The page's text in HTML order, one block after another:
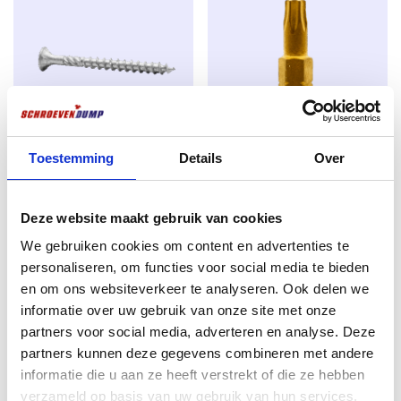
Toestemming Details Over
Deze website maakt gebruik van cookies
We gebruiken cookies om content en advertenties te
personaliseren, om functies voor social media te bieden
en om ons websiteverkeer te analyseren. Ook delen we
informatie over uw gebruik van onze site met onze
partners voor social media, adverteren en analyse. Deze
partners kunnen deze gegevens combineren met andere
informatie die u aan ze heeft verstrekt of die ze hebben
verzameld op basis van uw gebruik van hun services.
entspricht. Dies macht die Schraube resistent gegen
Regen, Feuchtigkeit und Frost – ideal für langfristige
Außenanwendungen wie Zäune, Wandverkleidungen,
Pergolen, Terrassen und Vordächer. Die Beschichtung
ist auchbei kleineren Schäden selbstheilendund
sorgt so für eine längere Lebensdauer.
starkundminimieren so dasRisiko,beim Eindrehen
abzubrechen – selbst in Hartholz oder bei hoher
Belastung. Sie bieten also sowohl dem Profi als auch
dem Heimwerker Sicherheit.
Perfekt im Gebrauch
Magnetisch: bleibt fest mit dem Bit verbunden,
ideal für Arbeiten über Kopf oder mit einer Hand.
SilverMate Outdoor-Schrauben
6,0×120 AR-beschichtet
excl. BTW:
Auf Lager
Schraubendreher TX-30 25mm
Titan
€1,99
excl. BTW:
1,64
Nicht vorrätig